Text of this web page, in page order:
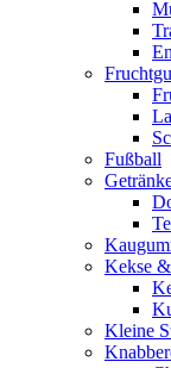
Fußball
Kekse
Kleine